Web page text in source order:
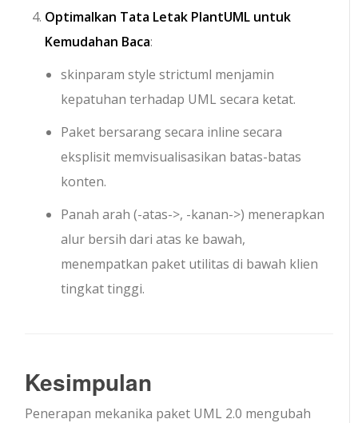
Optimalkan Tata Letak PlantUML untuk
Kemudahan Baca:
skinparam style strictuml menjamin
kepatuhan terhadap UML secara ketat.
Paket bersarang secara inline secara
eksplisit memvisualisasikan batas-batas
konten.
Panah arah (-atas->, -kanan->) menerapkan
alur bersih dari atas ke bawah,
menempatkan paket utilitas di bawah klien
tingkat tinggi.
Kesimpulan
Penerapan mekanika paket UML 2.0 mengubah